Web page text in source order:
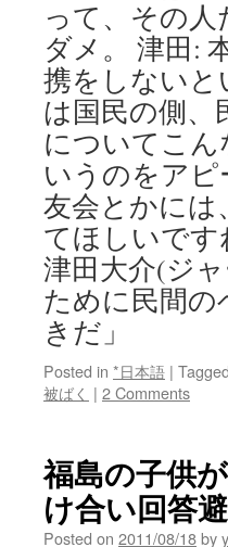
って、その
ダメ。 津田:
携をしないと
は国民の側、
についてこ
いうのをア
友会とかには
てほしいです
津田大介(ジ
ために民間
きだ」
Posted in *日本語 | Tagged
被ばく | 2 Comments
福島の子供
け合い回答
Posted on 2011/08/18by